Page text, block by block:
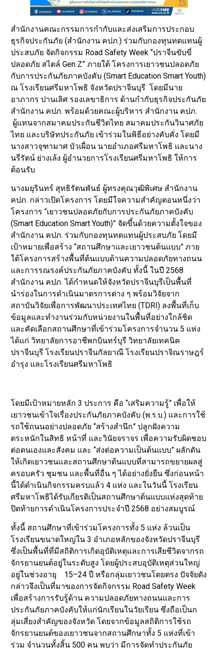
สำนักงานคณะกรรมการกำกับและส่งเสริมการประกอบ
ธุรกิจประกันภัย (สำนักงาน คปภ.) ร่วมกับกองทุนทดแทนผู้
ประสบภัย จัดกิจกรรม Road Safety Week “ปราจีนขับขี่
ปลอดภัย สไตล์ Gen Z” ภายใต้ โครงการเยาวชนปลอดภัย
กับการประกันภัยภาคบังคับ (Smart Education Smart Youth)
ณ โรงเรียนศรีมหาโพธิ จังหวัดปราจีนบุรี โดยมีนาย
อาภากร ปานเลิศ รองเลขาธิการ ด้านกำกับธุรกิจประกันภัย
สำนักงาน คปภ. พร้อมด้วยคณะผู้บริหาร สำนักงาน คปภ.
ผู้แทนจากสมาคมประกันชีวิตไทย สมาคมประกันวินาศภัย
ไทย และบริษัทประกันภัย เข้าร่วมในพิธีอย่างคับคั่ง โดยมี
นางสาวจุฑามาศ บัวเผื่อน นายอำเภอศรีมหาโพธิ และนาง
นรีรัตน์ ย่างเล้ง ผู้อำนวยการโรงเรียนศรีมหาโพธิ ให้การ
ต้อนรับ
นางมยุรินทร์ สุทธิรัตนพันธ์ ผู้ทรงคุณวุฒิพิเศษ สำนักงาน
คปภ. กล่าวเปิดโครงการ โดยมีใจความสำคัญตอนหนึ่งว่า
โครงการ “เยาวชนปลอดภัยกับการประกันภัยภาคบังคับ
(Smart Education Smart Youth)” จัดขึ้นด้วยความตั้งใจของ
สำนักงาน คปภ. ร่วมกับกองทุนทดแทนผู้ประสบภัย โดยมี
เป้าหมายเพื่อสร้าง “สถานศึกษาและเยาวชนต้นแบบ” ภาย
ใต้โครงการสร้างพื้นที่ต้นแบบด้านความปลอดภัยทางถนน
และการรณรงค์ประกันภัยภาคบังคับ ทั้งนี้ ในปี 2568
สำนักงาน คปภ. ได้กำหนดให้จังหวัดปราจีนบุรีเป็นพื้นที่
นำร่องในการดำเนินมาตรการต่าง ๆ พร้อมวิจัยจาก
สถาบันวิจัยเพื่อการพัฒนาประเทศไทย (TDRI) ลงพื้นที่เก็บ
ข้อมูลและทำงานร่วมกับหน่วยงานในพื้นที่อย่างใกล้ชิด
และคัดเลือกสถานศึกษาที่เข้าร่วมโครงการจำนวน 5 แห่ง
ได้แก่ วิทยาลัยการอาชีพกบินทร์บุรี วิทยาลัยเทคนิค
ปราจีนบุรี โรงเรียนปราจีนกัลยาณี โรงเรียนปราจิณราษฎร์
อำรุง และโรงเรียนศรีมหาโพธิ
โดยมีเป้าหมายหลัก 3 ประการ คือ “เสริมความรู้” เพื่อให้
เยาวชนเข้าใจเรื่องประกันภัยภาคบังคับ (พ.ร.บ.) และการใช้
รถใช้ถนนอย่างปลอดภัย “สร้างสำนึก” ปลูกฝังความ
ตระหนักในสิทธิ หน้าที่ และวินัยจราจร เพื่อความรับผิดชอบ
ต่อตนเองและสังคม และ “ส่งต่อความเป็นต้นแบบ” ผลักดัน
ให้เกิดเยาวชนและสถานศึกษาต้นแบบที่สามารถขยายผลสู่
ครอบครัว ชุมชน และพื้นที่อื่น ๆ ได้อย่างยั่งยืน ซึ่งก่อนหน้า
นี้ได้ดำเนินกิจกรรมครบแล้ว 4 แห่ง และในวันนี้ โรงเรียน
ศรีมหาโพธิได้รับเกียรติเป็นสถานศึกษาต้นแบบแห่งสุดท้าย
ปิดท้ายการดำเนินโครงการประจำปี 2568 อย่างสมบูรณ์
ทั้งนี้ สถานศึกษาที่เข้าร่วมโครงการทั้ง 5 แห่ง ล้วนเป็น
โรงเรียนขนาดใหญ่ใน 3 อำเภอหลักของจังหวัดปราจีนบุรี
ซึ่งเป็นพื้นที่ที่มีสถิติการเกิดอุบัติเหตุและการเสียชีวิตจากรถ
จักรยานยนต์อยู่ในระดับสูง โดยผู้ประสบอุบัติเหตุส่วนใหญ่
อยู่ในช่วงอายุ 15–24 ปี หรือกลุ่มเยาวชนโดยตรง ปัจจัยดัง
กล่าวจึงเป็นที่มาของการจัดกิจกรรม Road Safety Week
เพื่อสร้างการรับรู้ด้าน ความปลอดภัยทางถนนและการ
ประกันภัยภาคบังคับให้แก่นักเรียนในวัยเรียน ซึ่งถือเป็นก
ลุ่มเสี่ยงสำคัญของจังหวัด โดยจากข้อมูลสถิติการใช้รถ
จักรยานยนต์ของเยาวชนจากสถานศึกษาทั้ง 5 แห่งที่เข้า
ร่วม จำนวนทั้งสิ้น 500 คน พบว่า มีการจัดทำประกันภัย